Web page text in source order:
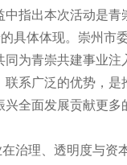
指出本次活动是青
具体体现。崇州市
为青崇共建事业注
系广泛的优势，是
全面发展贡献更多
治理、透明度与资